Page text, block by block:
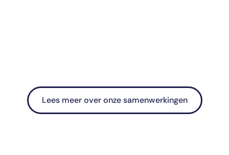
Lees meer over onze samenwerkingen